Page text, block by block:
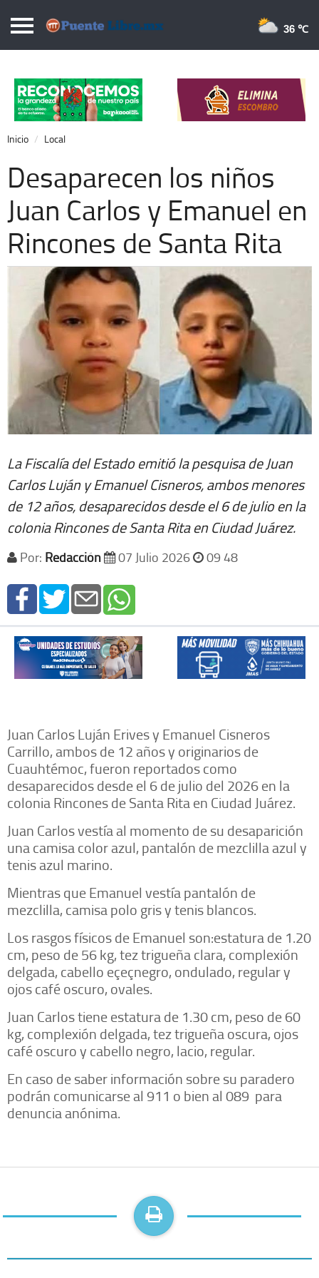
Puentelibre.mx
Local
Nacional
Opinión
Cronos
Economía
Espectáculos
36 ℃
Inicio Local
Desaparecen los niños
Juan Carlos y Emanuel en
Rincones de Santa Rita
La Fiscalía del Estado emitió la pesquisa de Juan
Carlos Luján y Emanuel Cisneros, ambos menores
de 12 años, desaparecidos desde el 6 de julio en la
colonia Rincones de Santa Rita en Ciudad Juárez.
Por: Redacción 07 Julio 2026 09 48
Juan Carlos Luján Erives y Emanuel Cisneros
Carrillo, ambos de 12 años y originarios de
Cuauhtémoc, fueron reportados como
desaparecidos desde el 6 de julio del 2026 en la
colonia Rincones de Santa Rita en Ciudad Juárez.
Juan Carlos vestía al momento de su desaparición
una camisa color azul, pantalón de mezclilla azul y
tenis azul marino.
Mientras que Emanuel vestía pantalón de
mezclilla, camisa polo gris y tenis blancos.
Los rasgos físicos de Emanuel son:estatura de 1.20
cm, peso de 56 kg, tez trigueña clara, complexión
delgada, cabello eçeçnegro, ondulado, regular y
ojos café oscuro, ovales.
Juan Carlos tiene estatura de 1.30 cm, peso de 60
kg, complexión delgada, tez trigueña oscura, ojos
café oscuro y cabello negro, lacio, regular.
En caso de saber información sobre su paradero
podrán comunicarse al 911 o bien al 089 para
denuncia anónima.